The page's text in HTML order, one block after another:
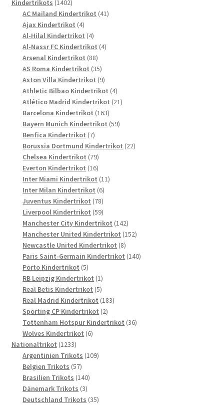
Kindertrikots 14021402
Produkte
AC Mailand Kindertrikot 4141
Ajax Kindertrikot 44
Produkte
Al-Hilal Kindertrikot 44
Produkte
Al-Nassr FC Kindertrikot 44
Arsenal Kindertrikot 8888
Produkte
AS Roma Kindertrikot 3535
Produkte
Aston Villa Kindertrikot 99
Produkte
Athletic Bilbao Kindertrikot 44
Produkte
Atlético Madrid Kindertrikot 2121
Barcelona Kindertrikot 163163
Produkte
Bayern Munich Kindertrikot 5959
Benfica Kindertrikot 77
Produkte
Borussia Dortmund Kindertrikot 2222
Chelsea Kindertrikot 7979
Produkte
Everton Kindertrikot 1616
Produkte
Inter Miami Kindertrikot 1111
Inter Milan Kindertrikot 66
Produkte
Juventus Kindertrikot 7878
Produkte
Liverpool Kindertrikot 5959
Produkte
Manchester City Kindertrikot 142142
Produkte
Manchester United Kindertrikot 152152
Newcastle United Kindertrikot 88
Produkte
Paris Saint-Germain Kindertrikot 140140
Porto Kindertrikot 55
Produkte
RB Leipzig Kindertrikot 11
Produkt
Real Betis Kindertrikot 55
Produkte
Real Madrid Kindertrikot 183183
Sporting CP Kindertrikot 22
Produkte
Tottenham Hotspur Kindertrikot 3636
Wolves Kindertrikot 66
Nationaltrikot 12331233
Produkte
Argentinien Trikots 109109
Belgien Trikots 5757
Produkte
Brasilien Trikots 140140
Dänemark Trikots 33
Produkte
Deutschland Trikots 3535